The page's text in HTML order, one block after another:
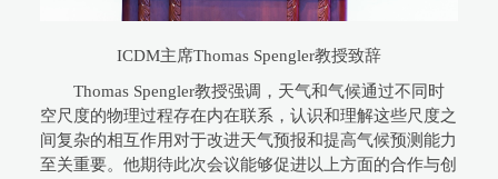
ICDM主席Thomas Spengler教授致辞
Thomas Spengler教授强调，天气和气候通过不同时
空尺度的物理过程存在内在联系，认识和理解这些尺度之
间复杂的相互作用对于改进天气预报和提高气候预测能力
至关重要。他期待此次会议能够促进以上方面的合作与创